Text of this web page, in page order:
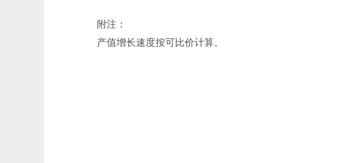
附注：
产值增长速度按可比价计算。